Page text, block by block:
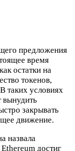
предложения
время
остатки на
токенов,
таких условиях
вынудить
закрывать
движение.
назвала
достиг